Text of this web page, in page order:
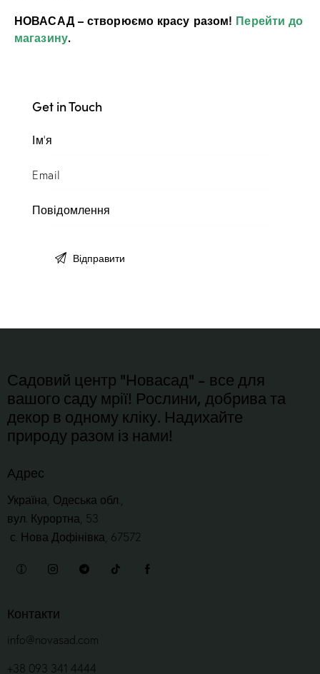
НОВАСАД – створюємо красу разом! Перейти до
магазину.
Get in Touch
Садовий центр "Новасад" - все для
вашого саду мрії! Рослини, добрива та
декор в одному кліку. Надихайте
природу разом із нами!
Адрес
Україна, Одеська обл.,
вул. Курортна, 53
с. Нова Дофінівка, 67572
Контакти
info@novasad.com
+38 093 341 4444